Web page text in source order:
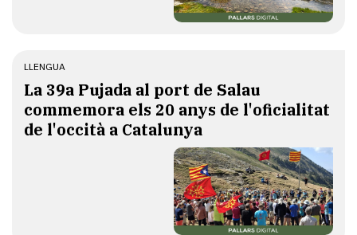
LLENGUA
​La 39a Pujada al port de Salau
commemora els 20 anys de l'oficialitat
de l'occità a Catalunya